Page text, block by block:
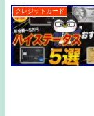
クレジットカード